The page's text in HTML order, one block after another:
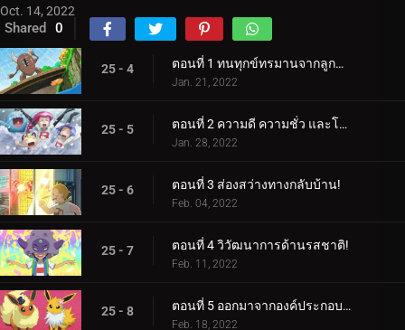
Oct. 14, 2022
Shared 0
25 - 4 ตอนที่ 1 ทนทุกข์ทรมานจากลูกธนูและลูกธนู!
Jan. 21, 2022
25 - 5 ตอนที่ 2 ความดี ความชั่ว และโชคดี!
Jan. 28, 2022
25 - 6 ตอนที่ 3 ส่องสว่างทางกลับบ้าน!
Feb. 04, 2022
25 - 7 ตอนที่ 4 วิวัฒนาการด้านรสชาติ!
Feb. 11, 2022
25 - 8 ตอนที่ 5 ออกมาจากองค์ประกอบของพวกเขา!
Feb. 18, 2022